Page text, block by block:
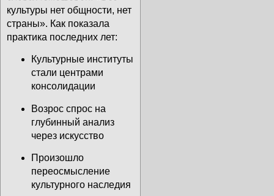
культуры нет общности, нет
страны». Как показала
практика последних лет:
Культурные институты
стали центрами
консолидации
Возрос спрос на
глубинный анализ
через искусство
Произошло
переосмысление
культурного наследия